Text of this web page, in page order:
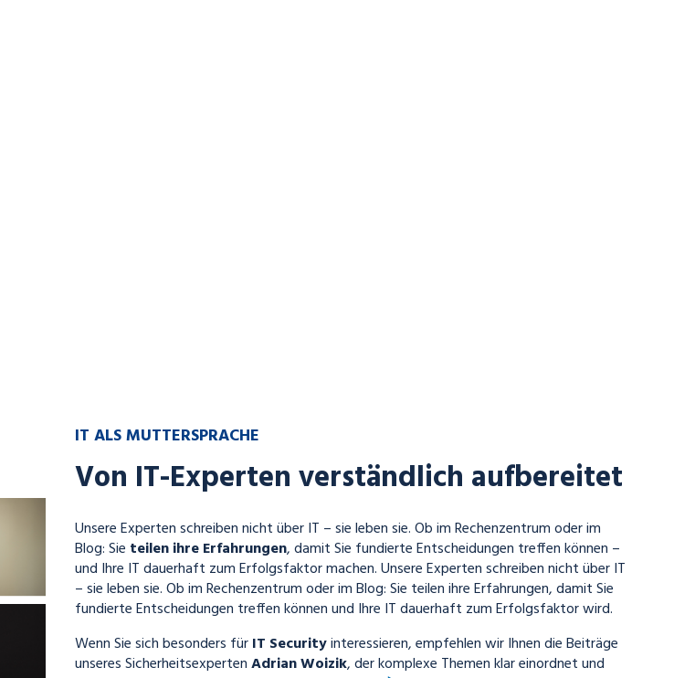
IT ALS MUTTERSPRACHE
Von IT-Experten verständlich aufbereitet
Unsere Experten schreiben nicht über IT – sie leben sie. Ob im Rechenzentrum oder im
Blog: Sie teilen ihre Erfahrungen, damit Sie fundierte Entscheidungen treffen können –
und Ihre IT dauerhaft zum Erfolgsfaktor machen. Unsere Experten schreiben nicht über IT
– sie leben sie. Ob im Rechenzentrum oder im Blog: Sie teilen ihre Erfahrungen, damit Sie
fundierte Entscheidungen treffen können und Ihre IT dauerhaft zum Erfolgsfaktor wird.
Wenn Sie sich besonders fürIT Securityinteressieren, empfehlen wir Ihnen die Beiträge
unseres SicherheitsexpertenAdrian Woizik, der komplexe Themen klar einordnet und